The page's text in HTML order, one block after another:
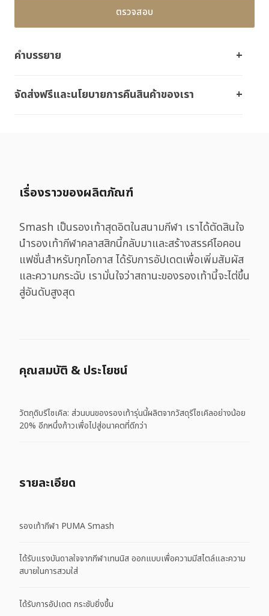
ตรวจสอบ
คำบรรยาย
จัดส่งฟรีและนโยบายการคืนสินค้าของเรา
เรื่องราวของผลิตภัณฑ์
Smash เป็นรองเท้าสุดอิตในสนามกีฬา เราได้ตัดสินใจ
นำรองเท้ากีฬาคลาสสิกนี้กลับมาและสร้างสรรค์ไอคอน
แฟชั่นสำหรับทุกโอกาส ได้รับการอัปเดตเพื่อเพิ่มสัมผัส
และความกระฉับ เรามั่นใจว่าสถานะของรองเท้านี้จะไต่ขึ้น
สู่อันดับสูงสุด
คุณสมบัติ & ประโยชน์
วัตถุดิบรีไซเคิล: ส่วนบนของรองเท้ารุ่นนี้ผลิตจากวัสดุรีไซเคิลอย่างน้อย
20% อีกหนึ่งก้าวเพื่อไปสู่อนาคตที่ดีกว่า
รายละเอียด
รองเท้ากีฬา PUMA Smash
ได้รับแรงบันดาลใจจากกีฬาเทนนิส ออกแบบเพื่อความมีสไตล์และความ
สบายในการสวมใส่
ได้รับการอัปเดต กระชับยิ่งขึ้น